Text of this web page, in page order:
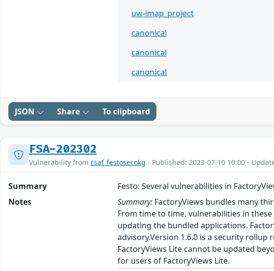
uw-imap_project
canonical
canonical
canonical
JSON Share To clipboard
FSA-202302
Vulnerability from csaf_festosecokg - Published: 2023-07-10 10:00 -
Summary
Festo: Several vulnerabilities in
Notes
Summary: FactoryViews bundles many
From time to time, vulnerabilities in
updating the bundled applications.
advisory.Version 1.6.0 is a security
FactoryViews Lite cannot be updated
for users of FactoryViews Lite.